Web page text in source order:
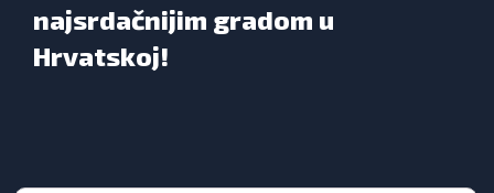
najsrdačnijim gradom u
Hrvatskoj!